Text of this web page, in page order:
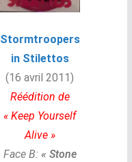
Stormtroopers
in Stilettos
(16 avril 2011)
Réédition de
« Keep Yourself
Alive »
Face B: « Stone